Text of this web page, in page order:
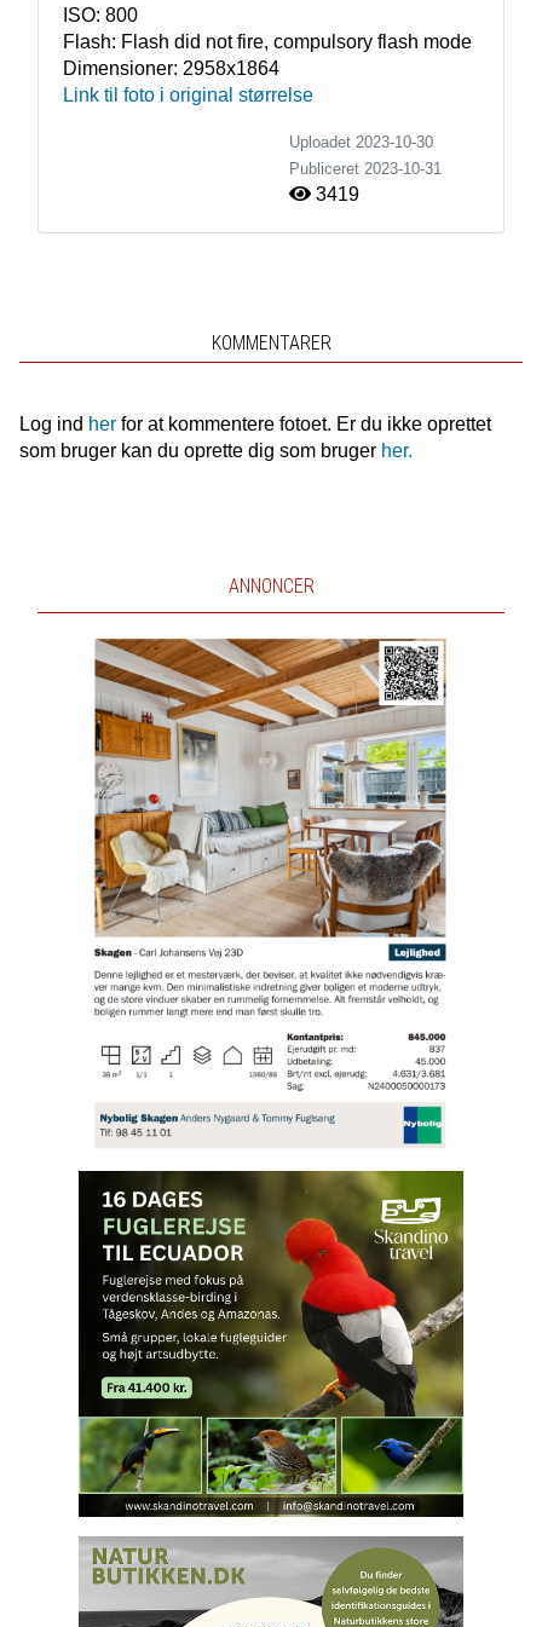
ISO: 800
Flash: Flash did not fire, compulsory flash mode
Dimensioner: 2958x1864
Link til foto i original størrelse
Uploadet 2023-10-30
Publiceret 2023-10-31
3419
KOMMENTARER
Log ind herfor at kommentere fotoet. Er du ikke oprettet
som bruger kan du oprette dig som bruger her.
ANNONCER